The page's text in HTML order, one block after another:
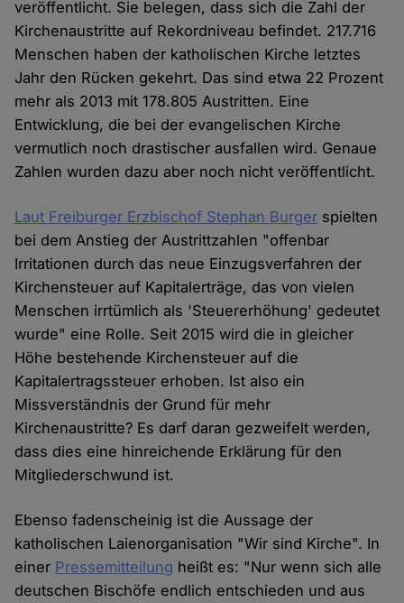
veröffentlicht. Sie belegen, dass sich die Zahl der
Kirchenaustritte auf Rekordniveau befindet. 217.716
Menschen haben der katholischen Kirche letztes
Jahr den Rücken gekehrt. Das sind etwa 22 Prozent
mehr als 2013 mit 178.805 Austritten. Eine
Entwicklung, die bei der evangelischen Kirche
vermutlich noch drastischer ausfallen wird. Genaue
Zahlen wurden dazu aber noch nicht veröffentlicht.
Laut Freiburger Erzbischof Stephan Burger spielten
bei dem Anstieg der Austrittzahlen "offenbar
Irritationen durch das neue Einzugsverfahren der
Kirchensteuer auf Kapitalerträge, das von vielen
Menschen irrtümlich als 'Steuererhöhung' gedeutet
wurde" eine Rolle. Seit 2015 wird die in gleicher
Höhe bestehende Kirchensteuer auf die
Kapitalertragssteuer erhoben. Ist also ein
Missverständnis der Grund für mehr
Kirchenaustritte? Es darf daran gezweifelt werden,
dass dies eine hinreichende Erklärung für den
Mitgliederschwund ist.
Ebenso fadenscheinig ist die Aussage der
katholischen Laienorganisation "Wir sind Kirche". In
einer Pressemitteilung heißt es: "Nur wenn sich alle
deutschen Bischöfe endlich entschieden und aus